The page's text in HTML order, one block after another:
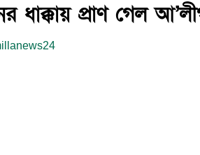
ধাক্কায় প্রাণ গেল